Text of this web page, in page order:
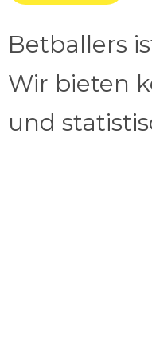
Betballers
Wir bieten
und